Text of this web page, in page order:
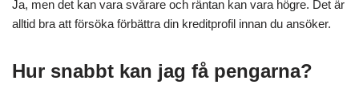
Ja, men det kan vara svårare och räntan kan vara högre. Det är
alltid bra att försöka förbättra din kreditprofil innan du ansöker.
Hur snabbt kan jag få pengarna?